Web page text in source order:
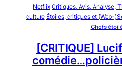
Netflix Critiques, Avis, Analyse,
culture Étoiles, critiques et (Web-
Chefs
[CRITIQUE]